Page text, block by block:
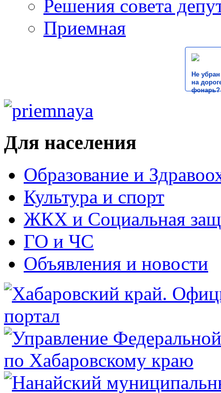
Решения совета
Приемная
Не
на
фонарь?
Для населения
Образование и
Культура и спорт
ЖКХ и Социальная
ГО и ЧС
Объявления и новости